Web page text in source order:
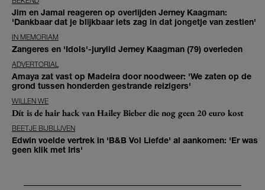
Jim en Jamai reageren op overlijden Jerney Kaagman:
'Dankbaar dat je blijkbaar iets zag in dat jongetje van zestien'
IN MEMORIAM
Zangeres en 'Idols'-jurylid Jerney Kaagman (79) overleden
ADVERTORIAL
Amaya zat vast op Madeira door noodweer: 'We zaten op de
grond tussen honderden gestrande reizigers'
WILLEN WE
Dít is de hair hack van Hailey Bieber die nog geen 20 euro kost
BEETJE BIJBLIJVEN
Edwin voelde vertrek in 'B&B Vol Liefde' al aankomen: 'Er was
geen klik met Iris'